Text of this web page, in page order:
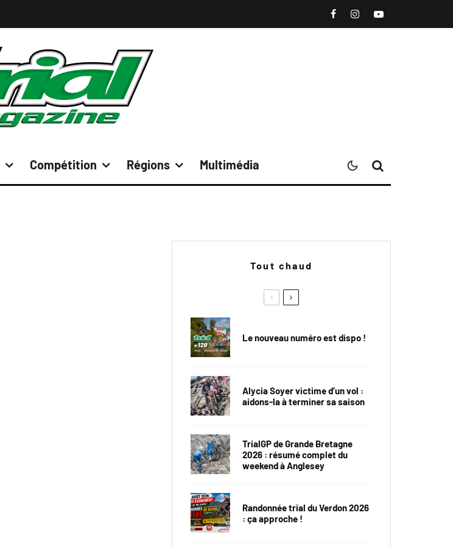
Compétition Régions Multimédia
Tout chaud
Le nouveau numéro est dispo !
Alycia Soyer victime d’un vol :
aidons-la à terminer sa saison
TrialGP de Grande Bretagne
2026 : résumé complet du
weekend à Anglesey
Randonnée trial du Verdon 2026
: ça approche !